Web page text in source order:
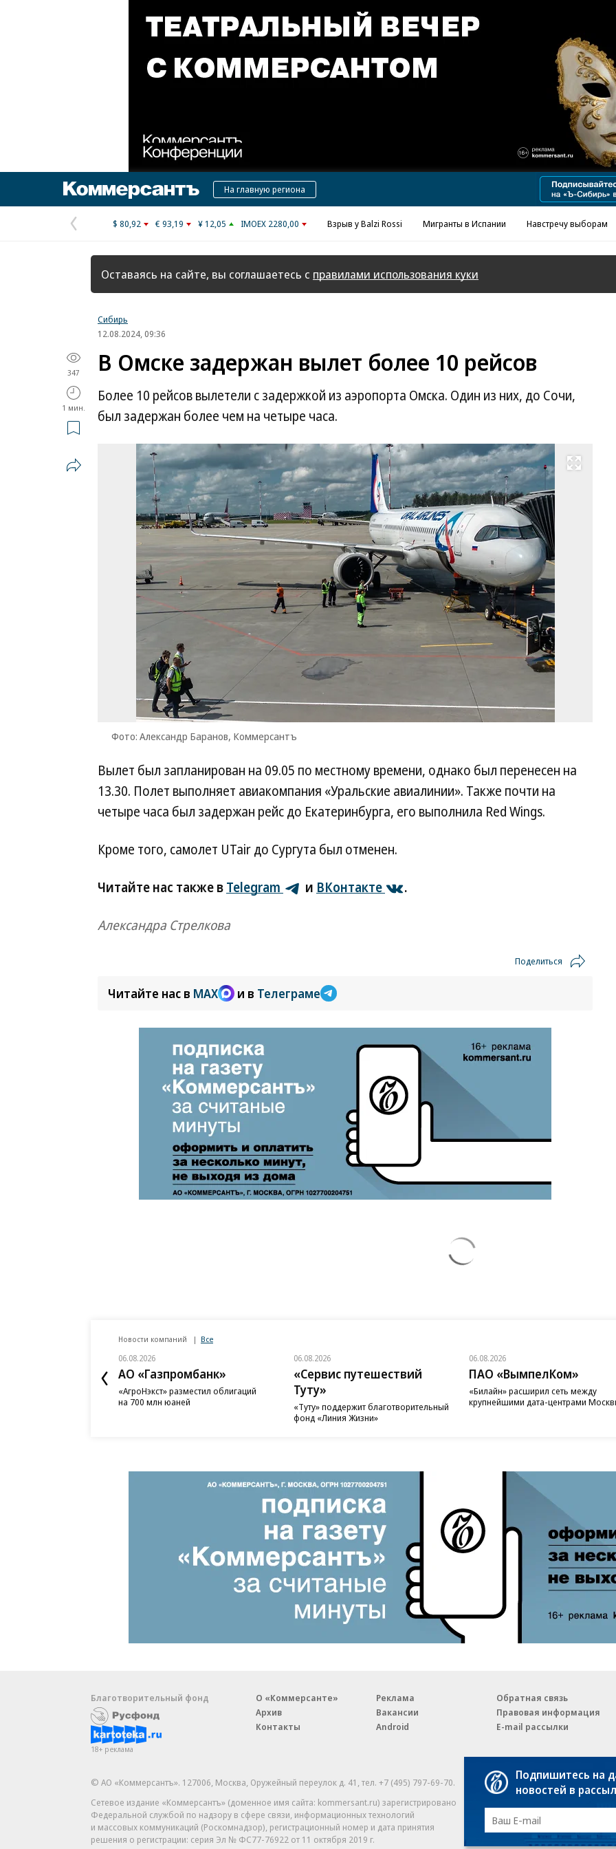
КоммерсантъНа главную региона
Предыдущая
страница
$ 80,92 € 93,19 ¥ 12,05 IMOEX 2280,00 Взрыв у Balzi Rossi Мигранты в Испании Навстречу выборам
Оставаясь на сайте, вы соглашаетесь с правилами использования куки
Сибирь
12.08.2024, 09:36
347
1 мин.
В Омске задержан вылет более 10 рейсов
Более 10 рейсов вылетели с задержкой из аэропорта Омска. Один из них, до Сочи,
был задержан более чем на четыре часа.
Развернуть на весь экран
Фото: Александр Баранов, Коммерсантъ
Вылет был запланирован на 09.05 по местному времени, однако был перенесен на
13.30. Полет выполняет авиакомпания «Уральские авиалинии». Также почти на
четыре часа был задержан рейс до Екатеринбурга, его выполнила Red Wings.
Кроме того, самолет UTair до Сургута был отменен.
Читайте нас также вTelegram и ВКонтакте .
Александра Стрелкова
Поделиться
Читайте нас в MAX и в Телеграме
Новости компаний Все
06.08.2026
АО «Газпромбанк»
«АгроНэкст» разместил облигаций
на 700 млн юаней
06.08.2026
«Сервис путешествий
Туту»
«Туту» поддержит благотворительный
фонд «Линия Жизни»
06.08.2026
ПАО «ВымпелКом»
«Билайн» расширил сеть между
крупнейшими дата-центрами
Благотворительный фонд
18+ реклама
О «Коммерсанте»
Архив
Контакты
Реклама
Вакансии
Android
Обратная связь
Правовая информация
E-mail рассылки
© АО «Коммерсантъ». 127006, Москва, Оружейный переулок д. 41,тел. +7 (495) 797-69-70.
Сетевое издание «Коммерсантъ» (доменное имя сайта: kommersant.ru) зарегистрировано
Федеральной службой по надзору в сфере связи, информационных технологий
и массовых коммуникаций (Роскомнадзор), регистрационный номер и дата принятия
решения о регистрации: серия Эл № ФС77-76922 от 11 октября 2019 г.
Партнерские проекты/
«Промо» и «Официальное
На kommersant.ru
Подпишитесь на
новостей в